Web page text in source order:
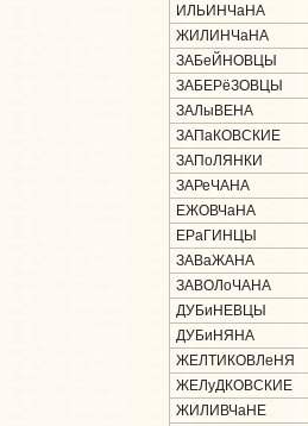
ИЛЬИНЧаНА
ЖИЛИНЧаНА
ЗАБеЙНОВЦЫ
ЗАБЕРёЗОВЦЫ
ЗАЛыВЕНА
ЗАПаКОВСКИЕ
ЗАПоЛЯНКИ
ЗАРеЧАНА
ЕЖОВЧаНА
ЕРаГИНЦЫ
ЗАВаЖАНА
ЗАВОЛоЧАНА
ДУБиНЕВЦЫ
ДУБиНЯНА
ЖЕЛТИКОВЛеНЯ
ЖЕЛуДКОВСКИЕ
ЖИЛИВЧаНЕ